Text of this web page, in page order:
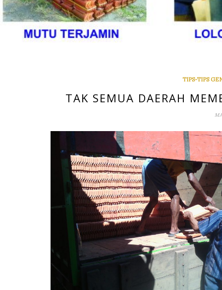
TIPS-TIPS
TAK SEMUA DAERAH